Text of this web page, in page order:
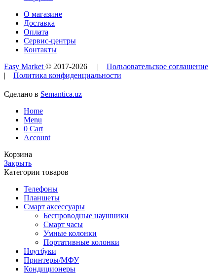
О магазине
Доставка
Оплата
Сервис-центры
Контакты
Easy Market© 2017-2026
Пользовательское соглашение
Политика конфиденциальности
Сделано в Semantica.uz
Home
Menu
0 Cart
Account
Корзина
Закрыть
Категории товаров
Телефоны
Планшеты
Смарт аксессуары
Беспроводные наушники
Смарт часы
Умные колонки
Портативные колонки
Ноутбуки
Принтеры/МФУ
Кондиционеры